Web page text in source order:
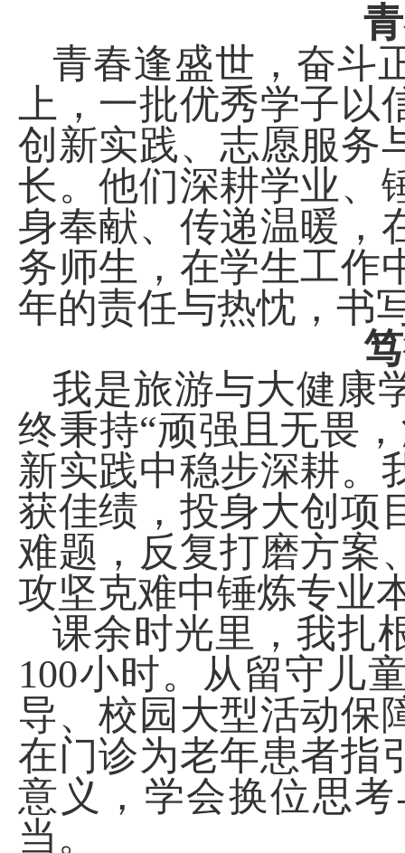
青春逢盛世，奋斗
上，一批优秀学子
创新实践、志愿服务
长。他们深耕学业、
身奉献、传递温暖，
务师生，在学生工作
年的责任与热忱，书
我是旅游与大健康
终秉持“顽强且无畏
新实践中稳步深耕。
获佳绩，投身大创项
难题，反复打磨方案
攻坚克难中锤炼专业
课余时光里，我扎
100小时。从留守儿
导、校园大型活动保
在门诊为老年患者指
意义，学会换位思
当。